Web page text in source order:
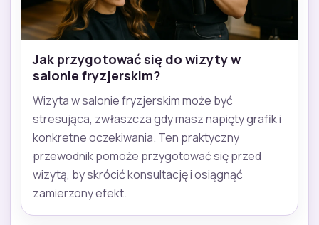
Jak przygotować się do wizyty w
salonie fryzjerskim?
Wizyta w salonie fryzjerskim może być
stresująca, zwłaszcza gdy masz napięty grafik i
konkretne oczekiwania. Ten praktyczny
przewodnik pomoże przygotować się przed
wizytą, by skrócić konsultację i osiągnąć
zamierzony efekt.